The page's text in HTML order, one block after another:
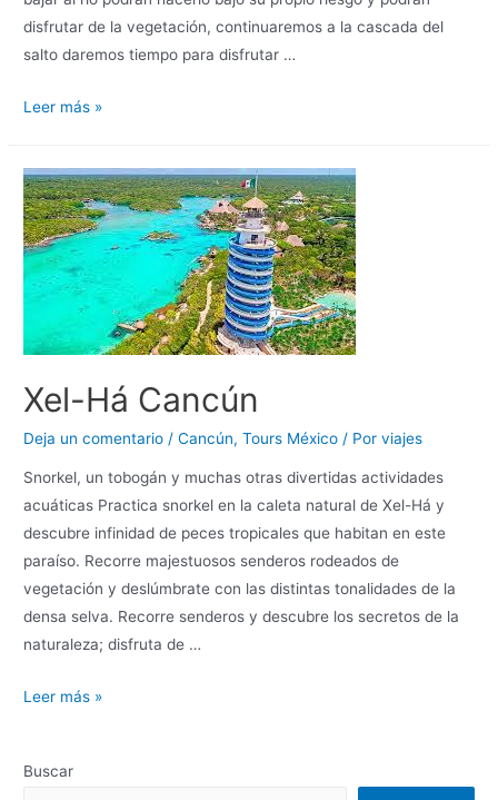
disfrutar de la vegetación, continuaremos a la cascada del
salto daremos tiempo para disfrutar …
Leer más »
Xel-Há Cancún
Deja un comentario /Cancún,Tours México / Porviajes
Snorkel, un tobogán y muchas otras divertidas actividades
acuáticas Practica snorkel en la caleta natural de Xel-Há y
descubre infinidad de peces tropicales que habitan en este
paraíso. Recorre majestuosos senderos rodeados de
vegetación y deslúmbrate con las distintas tonalidades de la
densa selva. Recorre senderos y descubre los secretos de la
naturaleza; disfruta de …
Leer más »
Buscar